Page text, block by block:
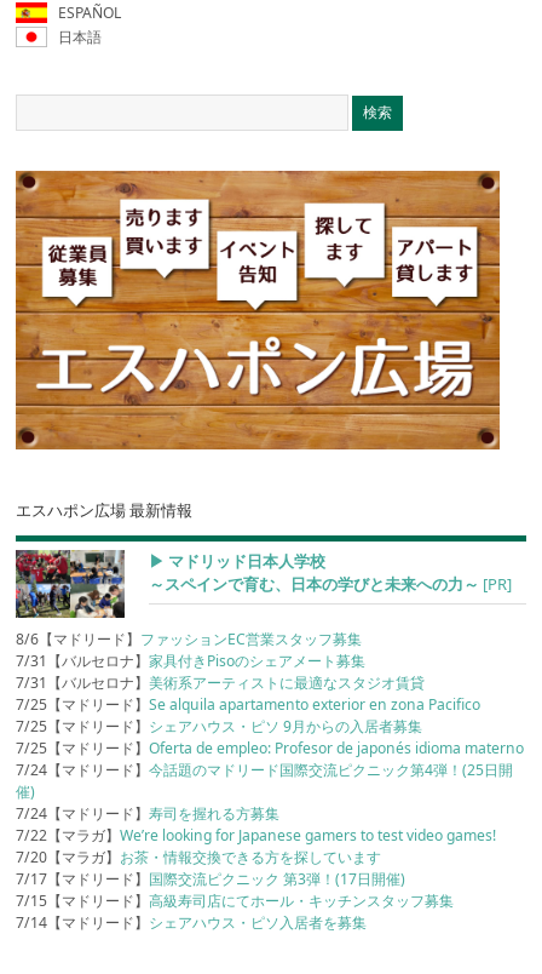
ESPAÑOL
日本語
エスハポン広場 最新情報
▶︎ マドリッド日本人学校
～スペインで育む、日本の学びと未来への力～ [PR]
8/6【マドリード】 ファッションEC営業スタッフ募集
7/31【バルセロナ】家具付きPisoのシェアメート募集
7/31【バルセロナ】美術系アーティストに最適なスタジオ賃貸
7/25【マドリード】Se alquila apartamento exterior en zona Pacifico
7/25【マドリード】 シェアハウス・ピソ 9月からの入居者募集
7/25【マドリード】Oferta de empleo: Profesor de japonés idioma materno
7/24【マドリード】今話題のマドリード国際交流ピクニック第4弾！(25日開
催)
7/24【マドリード】寿司を握れる方募集
7/22【マラガ】We’re looking for Japanese gamers to test video games!
7/20【マラガ】 お茶・情報交換できる方を探しています
7/17【マドリード】 国際交流ピクニック 第3弾！(17日開催)
7/15【マドリード】高級寿司店にてホール・キッチンスタッフ募集
7/14【マドリード】 シェアハウス・ピソ入居者を募集